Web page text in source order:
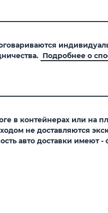
Подробнее о
в контейнерах или на
не доставляются
авто доставки